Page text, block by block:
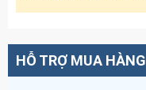
HỖ TRỢ MUA HÀNG